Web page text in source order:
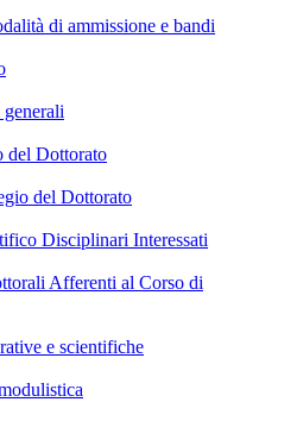
di ammissione e bandi
del Dottorato
del Dottorato
Disciplinari Interessati
Afferenti al Corso di
e scientifiche